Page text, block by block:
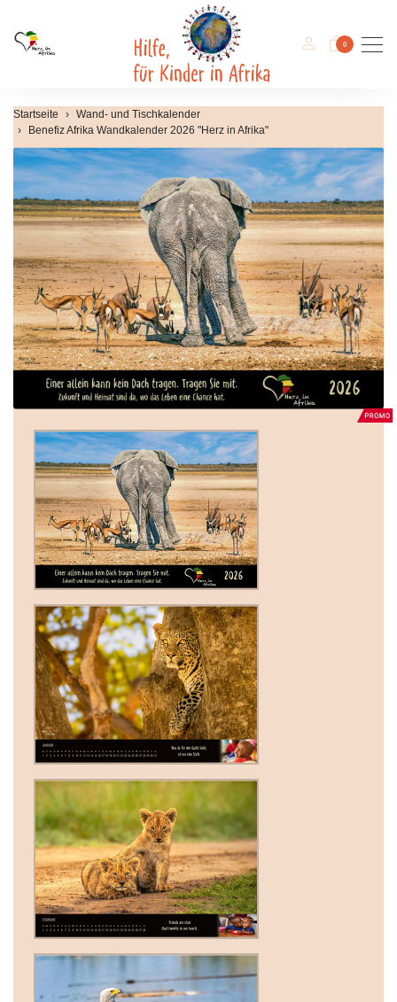
0
Startseite
Wand- und Tischkalender
Benefiz Afrika Wandkalender 2026 "Herz in Afrika"